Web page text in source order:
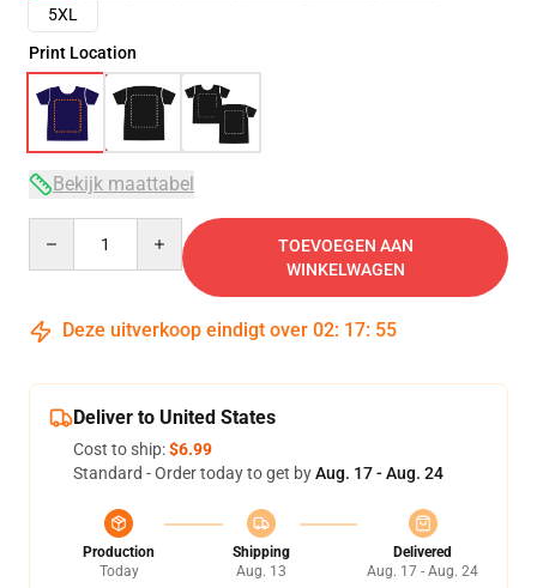
5XL
Print Location
Bekijk maattabel
TOEVOEGEN AAN
WINKELWAGEN
Deze uitverkoop eindigt over 02: 17: 54
Deliver to United States
Cost to ship:$6.99
Standard - Order today to get byAug. 17 - Aug. 24
Production
Today
Shipping
Aug. 13
Delivered
Aug. 17 - Aug. 24